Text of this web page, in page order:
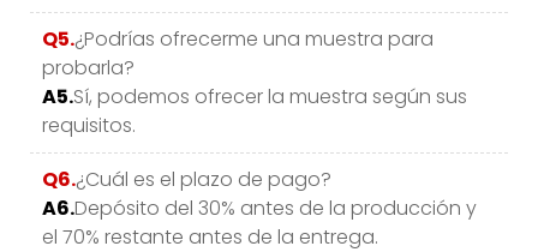
Q5.¿Podrías ofrecerme una muestra para
probarla?
A5.Sí, podemos ofrecer la muestra según sus
requisitos.
Q6.¿Cuál es el plazo de pago?
A6.Depósito del 30% antes de la producción y
el 70% restante antes de la entrega.